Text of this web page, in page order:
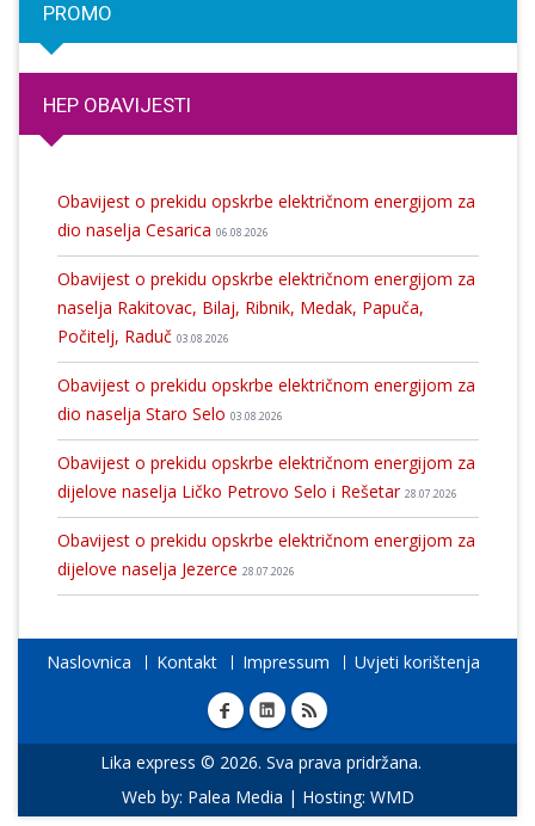
PROMO
HEP OBAVIJESTI
Obavijest o prekidu opskrbe električnom energijom za
dio naselja Cesarica 06.08.2026
Obavijest o prekidu opskrbe električnom energijom za
naselja Rakitovac, Bilaj, Ribnik, Medak, Papuča,
Počitelj, Raduč 03.08.2026
Obavijest o prekidu opskrbe električnom energijom za
dio naselja Staro Selo 03.08.2026
Obavijest o prekidu opskrbe električnom energijom za
dijelove naselja Ličko Petrovo Selo i Rešetar 28.07.2026
Obavijest o prekidu opskrbe električnom energijom za
dijelove naselja Jezerce 28.07.2026
Naslovnica Kontakt Impressum Uvjeti korištenja
Lika express © 2026. Sva prava pridržana.
Web by: Palea Media | Hosting: WMD